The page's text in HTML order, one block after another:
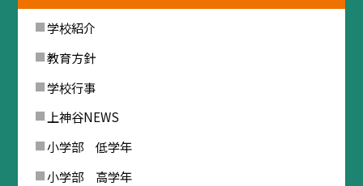
学校紹介
教育方針
学校行事
上神谷NEWS
小学部 低学年
小学部 高学年